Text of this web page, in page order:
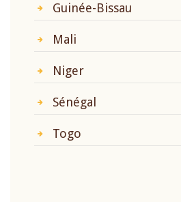
Guinée-Bissau
Mali
Niger
Sénégal
Togo